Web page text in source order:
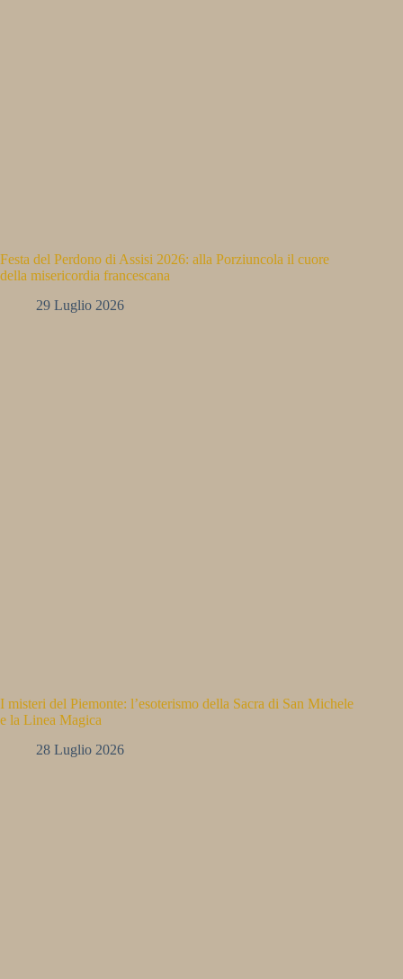
Festa del Perdono di Assisi 2026: alla Porziuncola il cuore
della misericordia francescana
29 Luglio 2026
I misteri del Piemonte: l’esoterismo della Sacra di San Michele
e la Linea Magica
28 Luglio 2026